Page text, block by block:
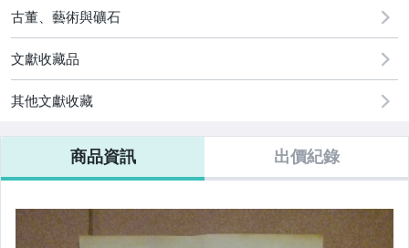
玩具、模型與公仔
古董、藝術與礦石
文獻收藏品
其他文獻收藏
商品資訊 出價紀錄